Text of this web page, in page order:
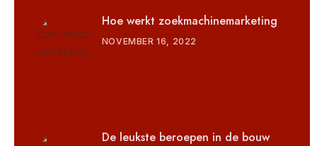
Hoe werkt zoekmachinemarketing
NOVEMBER 16, 2022
De leukste beroepen in de bouw